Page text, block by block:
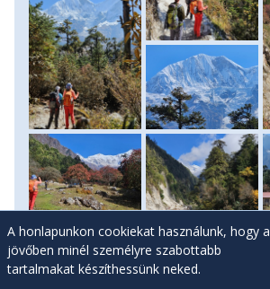
A honlapunkon cookiekat használunk, hogy a
jövőben minél személyre szabottabb
tartalmakat készíthessünk neked.